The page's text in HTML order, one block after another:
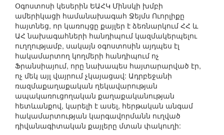
Օգոստոսի կեսերին ԵԱՀԿ Մինսկի խմբի
ամերիկացի համանախագահ Ջեյմս Ուորլիքը
հայտնեց, որ կառույցը քայլեր է ձեռնարկում ՀՀ և
ԱՀ նախագահների հանդիպում կազմակերպելու
ուղղությամբ, սակայն օգոստոսին այդպես էլ
հակամարտող կողմերի հանդիպում ոչ
Ֆրանսիայում, որը նախապես հայտարարված էր,
ոչ մեկ այլ վայրում չկայացավ: Ադրբեջանի
ռազմաքաղաքական ղեկավարության
ապակառուցողական քաղաքականության
հետևանքով, կարելի է ասել, հերթական անգամ
հակամարտության կարգավորմանն ուղված
դիվանագիտական քայլերը մտան փակուղի: